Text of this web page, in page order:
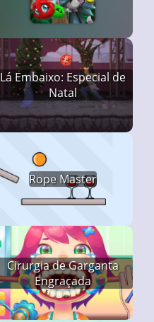
Lá Embaixo: Especial de
Natal
Rope Master
Cirurgia de Garganta
Engraçada